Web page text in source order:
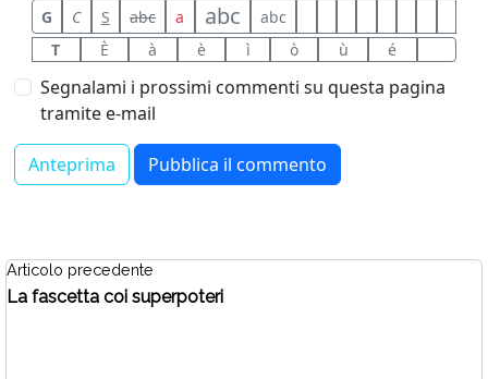
G C S abc a abc
abc
T
È à è ì ò ù é
Segnalami i prossimi commenti su questa pagina
tramite e-mail
Articolo precedente
La fascetta coi superpoteri